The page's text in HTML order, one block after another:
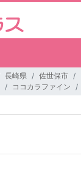
長崎県 佐世保市
ココカラファイン